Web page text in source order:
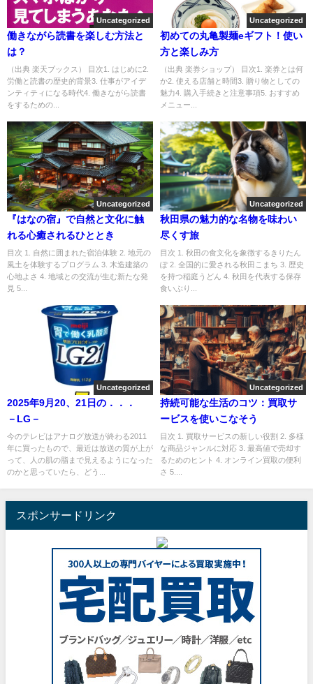
Uncategorized
働きながら読書を楽しむ方法と
は？
（出典 楽天ブックス） 目次1. はじめに2.
労働と読書の歴史的背景3. 仕事がアイデ
ンティティになる時代4. 働きながら読書
をするための...
Uncategorized
初めての丸亀製麺eギフト！使い
方と楽しみ方
（出典 楽券ショップ） 目次1. 楽券とは何
か2. 使える店舗と時間3. 贈り物としての
魅力4. 購入手続きと注意事項5. おすすめ
メニュー...
Uncategorized
『はなの宿』で自然と文化に触
れる心癒されるひととき
目次 1. 自然に囲まれた宿泊体験 2. 地元の
風土を体験するプログラム 3. 木造建築の
心地よさ 4. 地域との交流が生む新たな発
見 5...
Uncategorized
秋田県の魅力的な名物を味わい
尽くす旅
目次 1. 秋田の食文化を象徴するきりたん
ぽ 2. 全国的に愛される秋田こまち 3. 歴史
を持つ稲庭うどん 4. 秋田を代表する保存
食いぶり...
Uncategorized
2025年9月20、21日の．．．
－LG－
今のテレビはアナログ放送が終わる2011
年に買ったもので、最近は放送の質が上が
って、人の肌の脂まで見えるようになった
のかと思っていたら、どう...
Uncategorized
持続可能な生活のコツ：買取サ
ービスを使いこなそう
目次 1. 買取サービスの新しい役割 2. 多様
な商品ジャンルに対応 3. 最高値で売却す
るためのヒント 4. オンライン買取の便利
さ 5....
スポンサードリンク